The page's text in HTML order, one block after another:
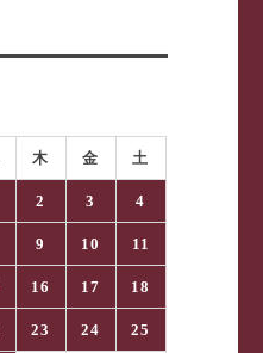
木 金 土
2 3 4
9 10 11
16 17 18
23 24 25